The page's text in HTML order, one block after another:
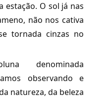
estação. O sol já nas
não nos cativa
tornada cinzas no
denominada
observando e
natureza, da beleza